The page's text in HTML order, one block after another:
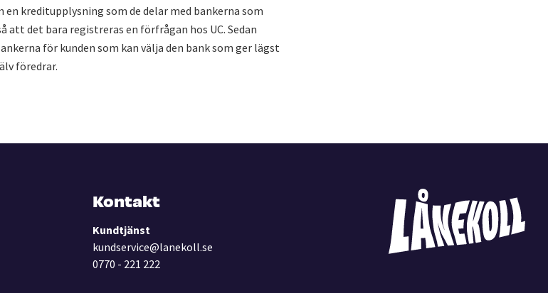
kreditupplysning som de delar med bankerna som
att det bara registreras en förfrågan hos UC. Sedan
för kunden som kan välja den bank som ger lägst
föredrar.
Kontakt
Kundtjänst
kundservice@lanekoll.se
0770 - 221 222